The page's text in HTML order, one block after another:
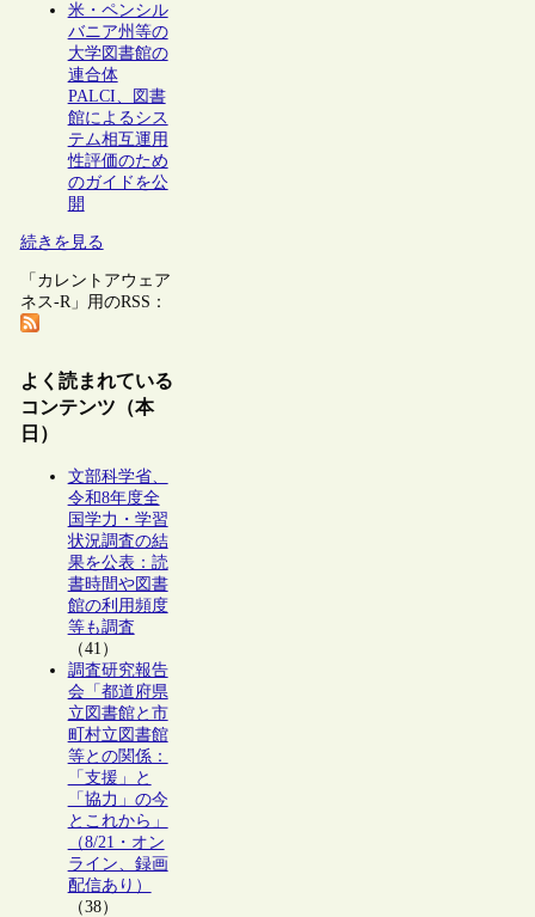
米・ペンシル
バニア州等の
大学図書館の
連合体
PALCI、図書
館によるシス
テム相互運用
性評価のため
のガイドを公
開
続きを見る
「カレントアウェア
ネス-R」用のRSS：
よく読まれている
コンテンツ（本
日）
文部科学省、
令和8年度全
国学力・学習
状況調査の結
果を公表：読
書時間や図書
館の利用頻度
等も調査
（41）
調査研究報告
会「都道府県
立図書館と市
町村立図書館
等との関係：
「支援」と
「協力」の今
とこれから」
（8/21・オン
ライン、録画
配信あり）
（38）